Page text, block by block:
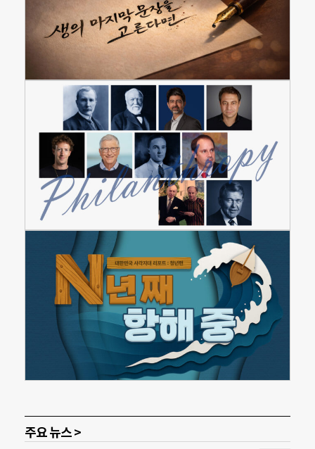
주요 뉴스 >